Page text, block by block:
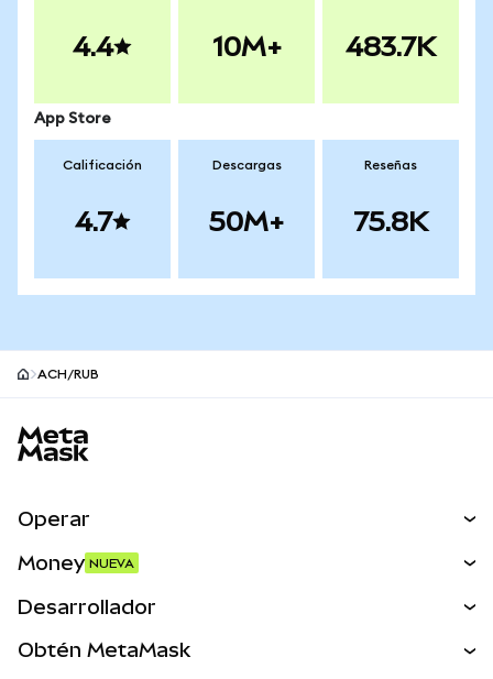
4.4 10M+ 483.7K
App Store
Calificación
4.7
Descargas
50M+
Reseñas
75.8K
ACH/RUB
Operar
Activos del mundo real
Money NUEVA
Desarrollador
Obtén MetaMask